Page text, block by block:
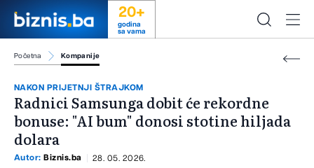
20+
godina
sa vama
Početna Kompanije
NAKON PRIJETNJI ŠTRAJKOM
Radnici Samsunga dobit će rekordne
bonuse: "AI bum" donosi stotine hiljada
dolara
Autor: Biznis.ba 28. 05. 2026.